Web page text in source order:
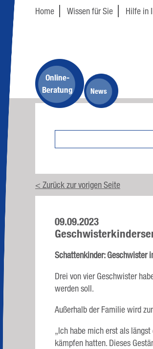
Home Wissen für Sie Hilfe in
Online-
Beratung
News
< Zurück zur vorigen Seite
09.09.2023
Schattenkinder: Geschwister
Drei von vier Geschwister
werden soll.
Außerhalb der Familie wird
„Ich habe mich erst als
kämpfen hatten. Dieses